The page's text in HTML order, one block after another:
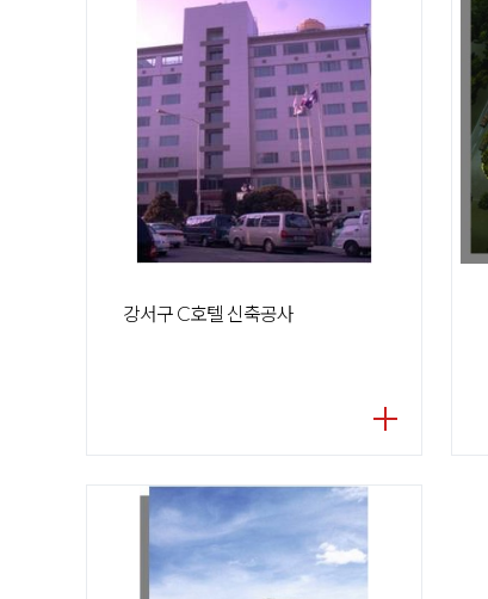
강서구 C호텔 신축공사